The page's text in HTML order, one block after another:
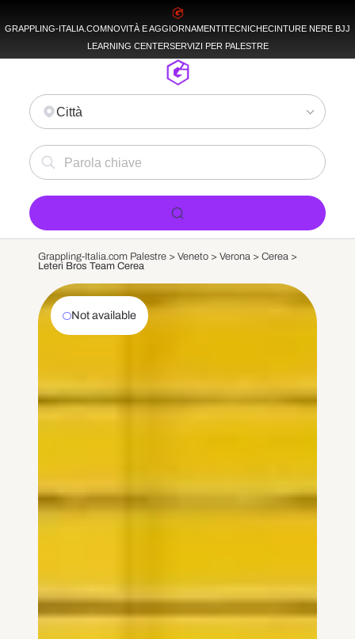
GRAPPLING-ITALIA.COMNOVITÀ E AGGIORNAMENTITECNICHECINTURE NERE BJJ
LEARNING CENTERSERVIZI PER PALESTRE
Città
Grappling-Italia.com Palestre > Veneto > Verona > Cerea >
Leteri Bros Team Cerea
Not available